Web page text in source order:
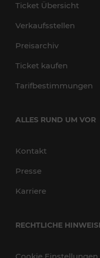
Ticket Übersicht
Verkaufsstellen
Preisarchiv
Ticket kaufen
Tarifbestimmungen
ALLES RUND UM VOR
Kontakt
Presse
Karriere
RECHTLICHE